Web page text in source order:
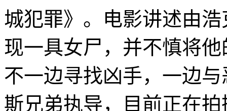
城犯罪》。电影讲述由
现一具女尸，并不慎将
不一边寻找凶手，一边
斯兄弟执导，目前正在拍